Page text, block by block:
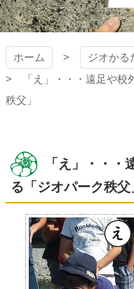
ス
キ
ッ
プ
ホーム
ジオかる
「え」・・・遠足や
秩父」
「え」・・
る「ジオパーク秩父